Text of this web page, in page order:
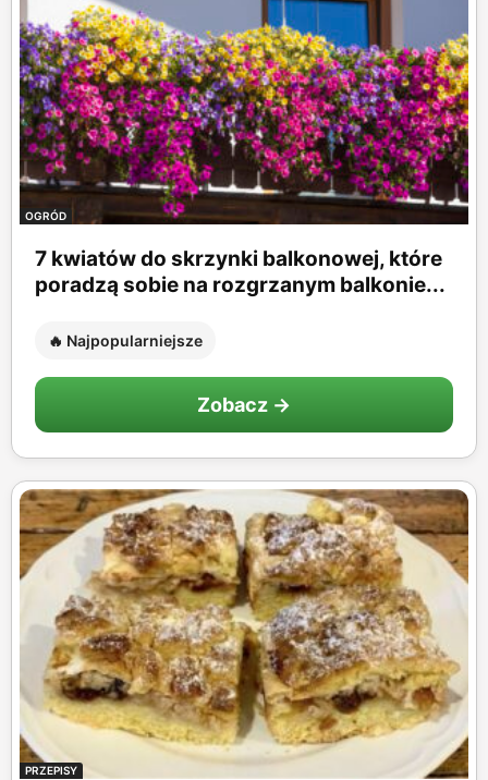
OGRÓD
7 kwiatów do skrzynki balkonowej, które
poradzą sobie na rozgrzanym balkonie...
🔥 Najpopularniejsze
Zobacz →
PRZEPISY